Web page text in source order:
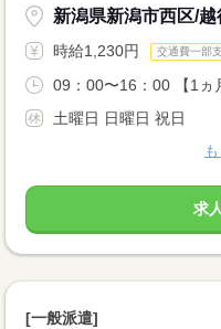
新潟県新潟市西区/越
時給1,230円 交通費一部
09：00〜16：00 【1ヵ
土曜日 日曜日 祝日
求
[一般派遣]